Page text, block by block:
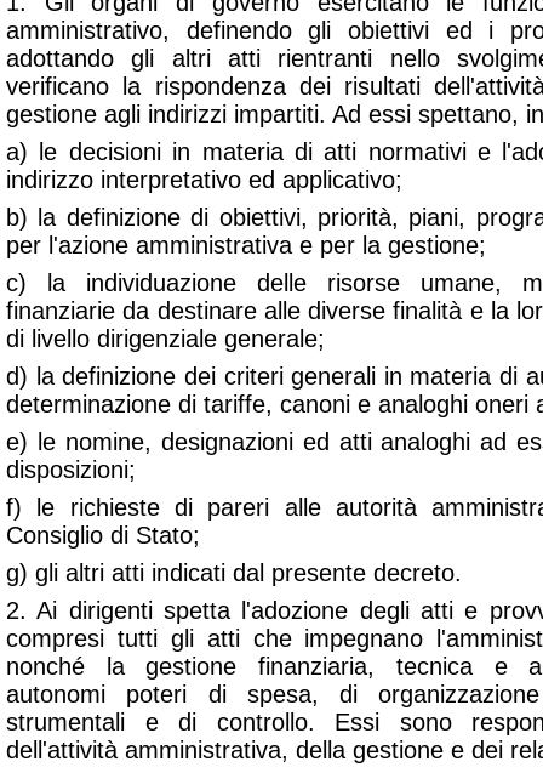
amministrativo, definendo gli obiettivi ed i
adottando gli altri atti rientranti nello
verificano la rispondenza dei risultati
gestione agli indirizzi impartiti. Ad essi spettano,
a) le decisioni in materia di atti normativi e
indirizzo interpretativo ed applicativo;
b) la definizione di obiettivi, priorità, piani,
per l'azione amministrativa e per la gestione;
c) la individuazione delle risorse umane,
finanziarie da destinare alle diverse finalità e la
di livello dirigenziale generale;
d) la definizione dei criteri generali in materia di
determinazione di tariffe, canoni e analoghi oneri
e) le nomine, designazioni ed atti analoghi ad
disposizioni;
f) le richieste di pareri alle autorità
Consiglio di Stato;
g) gli altri atti indicati dal presente decreto.
2. Ai dirigenti spetta l'adozione degli atti e
compresi tutti gli atti che impegnano
nonché la gestione finanziaria, tecnica e
autonomi poteri di spesa, di
strumentali e di controllo. Essi sono
dell'attività amministrativa, della gestione e dei